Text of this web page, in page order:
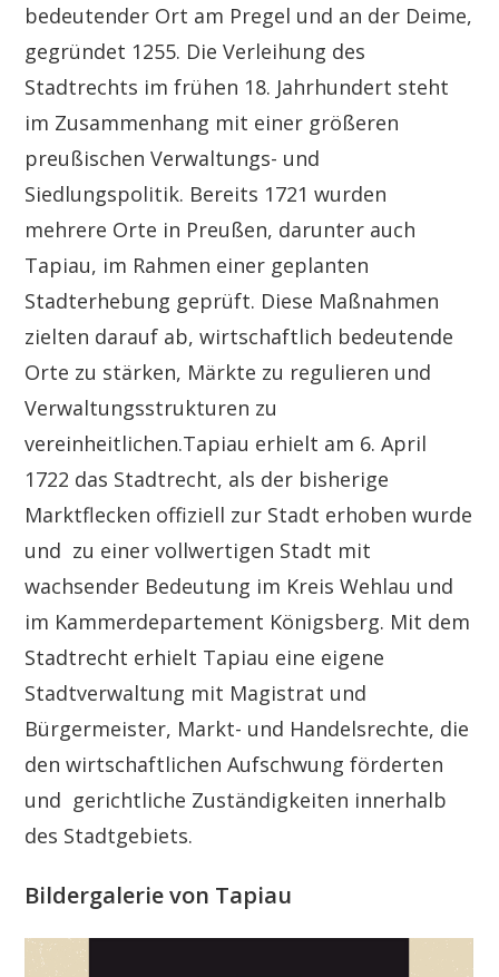
bedeutender Ort am Pregel und an der Deime,
gegründet 1255. Die Verleihung des
Stadtrechts im frühen 18. Jahrhundert steht
im Zusammenhang mit einer größeren
preußischen Verwaltungs- und
Siedlungspolitik. Bereits 1721 wurden
mehrere Orte in Preußen, darunter auch
Tapiau, im Rahmen einer geplanten
Stadterhebung geprüft. Diese Maßnahmen
zielten darauf ab, wirtschaftlich bedeutende
Orte zu stärken, Märkte zu regulieren und
Verwaltungsstrukturen zu
vereinheitlichen.Tapiau erhielt am 6. April
1722 das Stadtrecht, als der bisherige
Marktflecken offiziell zur Stadt erhoben wurde
und zu einer vollwertigen Stadt mit
wachsender Bedeutung im Kreis Wehlau und
im Kammerdepartement Königsberg. Mit dem
Stadtrecht erhielt Tapiau eine eigene
Stadtverwaltung mit Magistrat und
Bürgermeister, Markt- und Handelsrechte, die
den wirtschaftlichen Aufschwung förderten
und gerichtliche Zuständigkeiten innerhalb
des Stadtgebiets.
Bildergalerie von Tapiau